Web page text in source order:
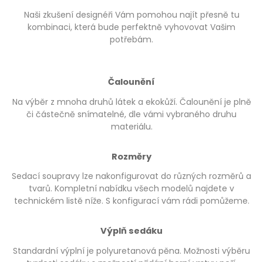
Naši zkušení designéři Vám pomohou najít přesně tu
kombinaci, která bude perfektně vyhovovat Vašim
potřebám.
Čalounění
Na výběr z mnoha druhů látek a ekokůží. Čalounění je plně
či částečně snímatelné, dle vámi vybraného druhu
materiálu.
Rozměry
Sedací soupravy lze nakonfigurovat do různých rozměrů a
tvarů. Kompletní nabídku všech modelů najdete v
technickém listě níže. S konfigurací vám rádi pomůžeme.
Výplň sedáku
Standardní výplní je polyuretanová pěna. Možnosti výběru